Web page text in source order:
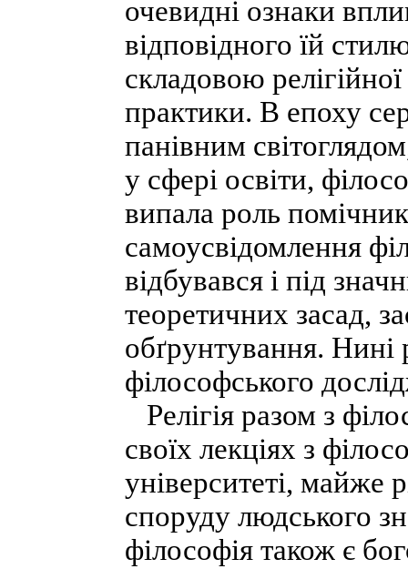
очевидні ознаки
відповідного їй
складовою
практики. В епоху
панівним
у сфері освіти,
випала роль
самоусвідомлення
відбувався і під
теоретичних засад,
обґрунтування. Нині
філософського
Релігія разом з
своїх лекціях з
університеті, майже
споруду людського
філософія також є